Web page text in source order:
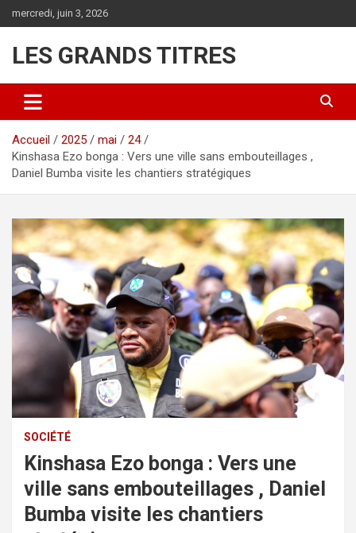
au
mercredi, juin 3, 2026
LES GRANDS TITRES
Accueil 2025 mai
24
Kinshasa Ezo bonga : Vers une ville sans embouteillages ,
Daniel Bumba visite les chantiers stratégiques
SOCIÉTÉ
Kinshasa Ezo bonga : Vers une
ville sans embouteillages , Daniel
Bumba visite les chantiers